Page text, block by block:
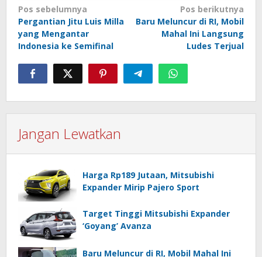
Navigasi
pos
Pos sebelumnya
Pergantian Jitu Luis Milla
yang Mengantar
Indonesia ke Semifinal
Pos berikutnya
Baru Meluncur di RI, Mobil
Mahal Ini Langsung
Ludes Terjual
Jangan Lewatkan
Harga Rp189 Jutaan, Mitsubishi
Expander Mirip Pajero Sport
Target Tinggi Mitsubishi Expander
‘Goyang’ Avanza
Baru Meluncur di RI, Mobil Mahal Ini